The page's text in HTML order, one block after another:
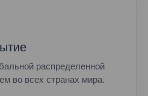
распределенной
во всех странах мира.